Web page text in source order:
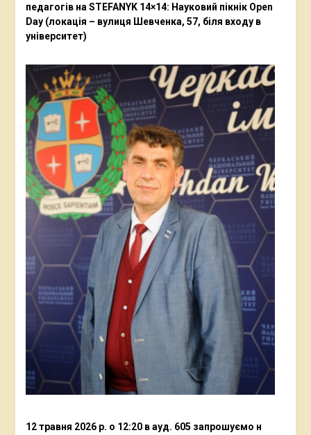
педагогів на STEFANYK 14×14: Науковий пікнік Open
Day (локація – вулиця Шевченка, 57, біля входу в
університет)
12 травня 2026 р. о 12:20 в ауд. 605 запрошуємо н